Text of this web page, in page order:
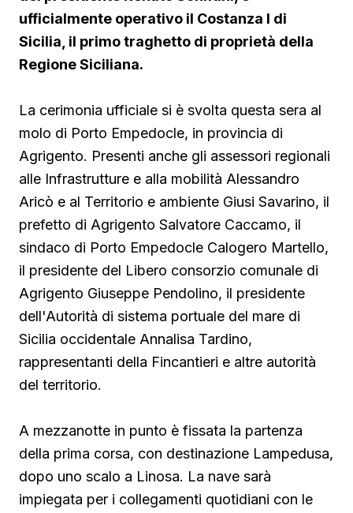
ufficialmente operativo il Costanza I di
Sicilia, il primo traghetto di proprietà della
Regione Siciliana.
La cerimonia ufficiale si è svolta questa sera al
molo di Porto Empedocle, in provincia di
Agrigento. Presenti anche gli assessori regionali
alle Infrastrutture e alla mobilità Alessandro
Aricò e al Territorio e ambiente Giusi Savarino, il
prefetto di Agrigento Salvatore Caccamo, il
sindaco di Porto Empedocle Calogero Martello,
il presidente del Libero consorzio comunale di
Agrigento Giuseppe Pendolino, il presidente
dell'Autorità di sistema portuale del mare di
Sicilia occidentale Annalisa Tardino,
rappresentanti della Fincantieri e altre autorità
del territorio.
A mezzanotte in punto è fissata la partenza
della prima corsa, con destinazione Lampedusa,
dopo uno scalo a Linosa. La nave sarà
impiegata per i collegamenti quotidiani con le